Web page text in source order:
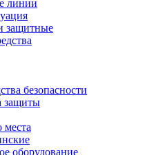
линии
защитные
безопасности
защиты
места
оборудование